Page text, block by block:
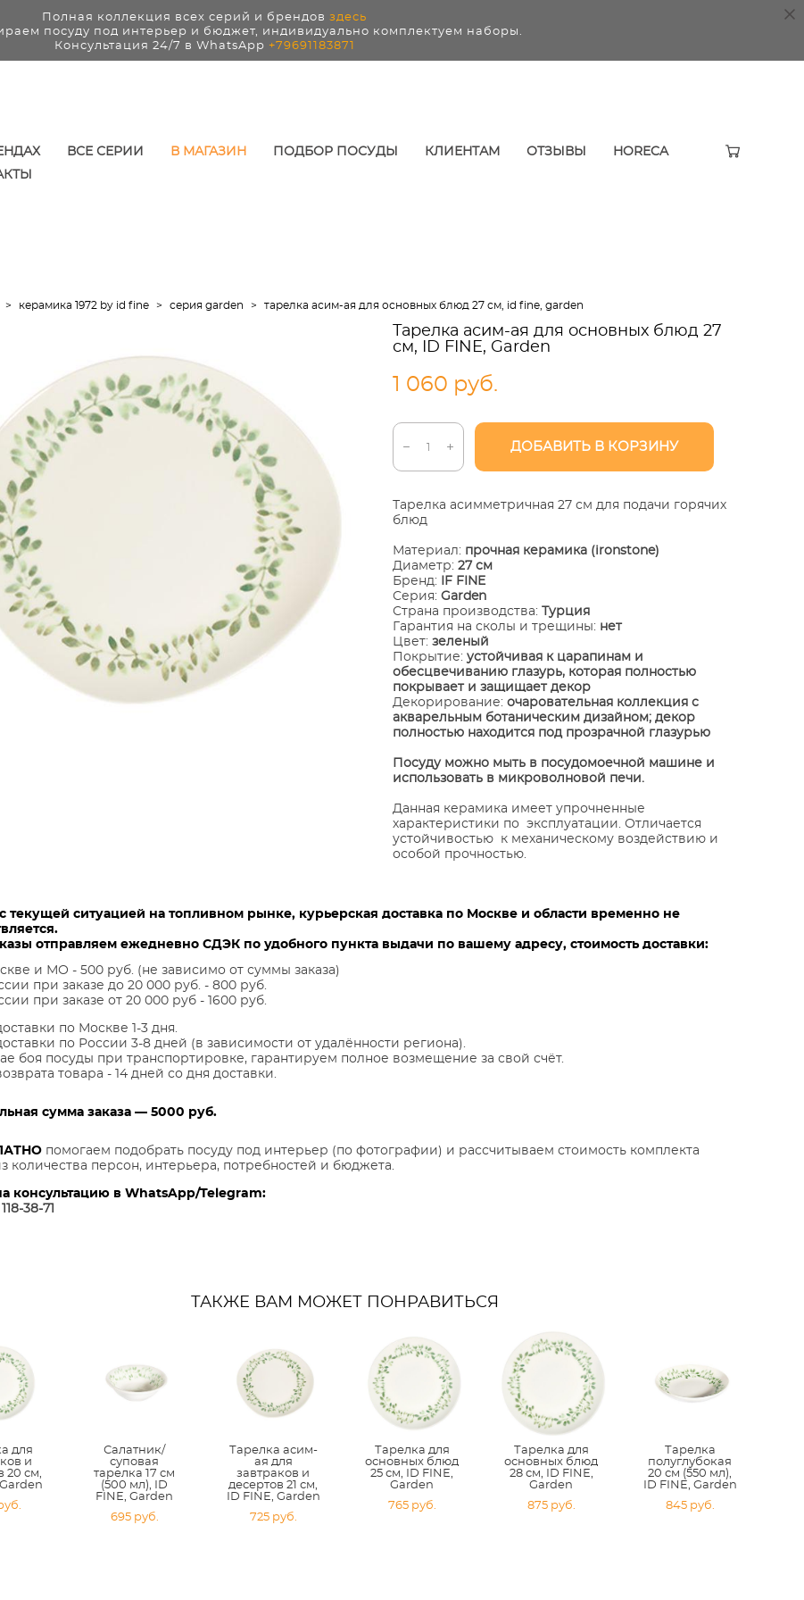
Полная коллекция всех серий и брендов здесь
посуду под интерьер и бюджет, индивидуально комплектуем наборы.
Консультация 24/7 в WhatsApp +79691183871
ВСЕ СЕРИИ В МАГАЗИН ПОДБОР ПОСУДЫ КЛИЕНТАМ ОТЗЫВЫ
HORECA
> керамика 1972 by id fine > серия garden > тарелка асим-ая для основных блюд 27 см, id fine, garden
Тарелка асим-ая для основных блюд 27
см, ID FINE, Garden
1 060 pуб.
ДОБАВИТЬ В КОРЗИНУ
Тарелка асимметричная 27 см для подачи горячих
блюд
Материал: прочная керамика (ironstone)
Диаметр:27 см
Бренд:
IF FINE
Серия:Garden
Страна производства:
Турция
Гарантия на сколы и трещины: нет
Цвет:зеленый
Покрытие:устойчивая к царапинам и
обесцвечиванию глазурь, которая полностью
покрывает и защищает декор
Декорирование:очаровательная коллекция с
акварельным ботаническим дизайном; декор
полностью находится под прозрачной глазурью
Посуду можно мыть в посудомоечной машине и
использовать в микроволновой печи.
Данная керамика имеет упрочненные
характеристики по эксплуатации. Отличается
устойчивостью к механическому воздействию и
особой прочностью.
текущей ситуацией на топливном рынке, курьерская доставка по Москве и области временно не
отправляем ежедневно СДЭК по удобного пункта выдачи по вашему адресу, стоимость доставки:
и МО - 500 руб. (не зависимо от суммы заказа)
при заказе до 20 000 руб. - 800 руб.
при заказе от 20 000 руб - 1600 руб.
по Москве 1-3 дня.
по России 3-8 дней (в зависимости от удалённости региона).
боя посуды при транспортировке, гарантируем полное возмещение за свой счёт.
товара - 14 дней со дня доставки.
сумма заказа — 5000 руб.
помогаем подобрать посуду под интерьер (по фотографии) и рассчитываем стоимость комплекта
количества персон, интерьера, потребностей и бюджета.
консультацию в WhatsApp/Telegram:
38-7
ТАКЖЕ ВАМ МОЖЕТ ПОНРАВИТЬСЯ
для
и
20 см,
Garden
Салатник/
суповая
тарелка 17 см
(500 мл), ID
FINE, Garden
695 pуб.
Тарелка асим-
ая для
завтраков и
десертов 21 см,
ID FINE, Garden
725 pуб.
Тарелка для
основных блюд
25 см, ID FINE,
Garden
765 pуб.
Тарелка для
основных блюд
28 см, ID FINE,
Garden
875 pуб.
Тарелка
полуглубокая
20 см (550 мл),
ID FINE, Garden
845 pуб.